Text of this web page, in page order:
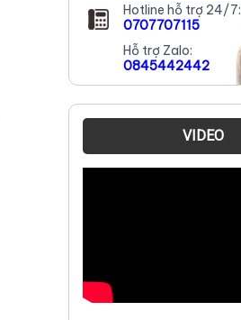
Hotline hỗ trợ 24/7:
0707707115
Hỗ trợ Zalo:
0845442442
VIDEO